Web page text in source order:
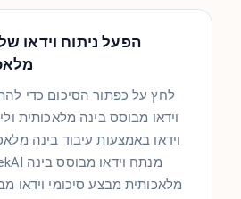
הפעל ניתוח וידאו
לחץ על כפתור הסיכום כדי
וידאו מבוסס בינה מלאכותית
וידאו באמצעות עיבוד בינה
מלאכותית מבצע סיכומי וידאו